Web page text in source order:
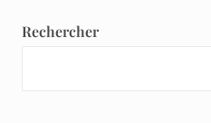
Rechercher